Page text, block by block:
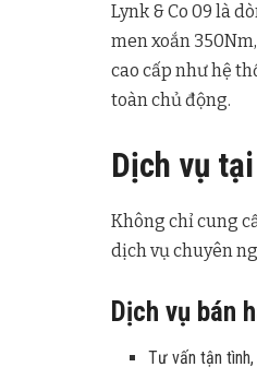
Lynk & Co 09 là
men xoắn
cao cấp như hệ
toàn chủ động.
Dịch vụ
Không chỉ cung
dịch vụ chuyên
Dịch vụ bán
Tư vấn tận